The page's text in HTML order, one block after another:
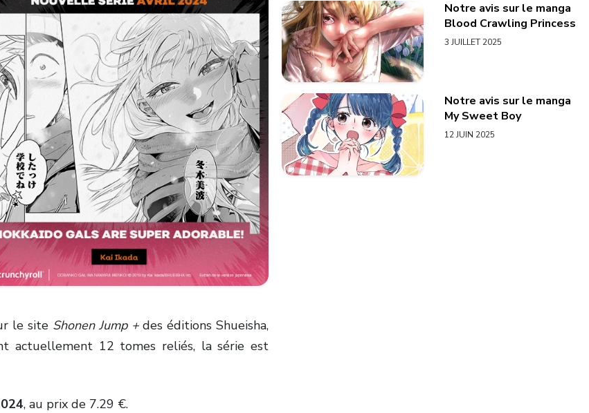
le site Shonen Jump +des éditions Shueisha,
actuellement 12 tomes reliés, la série est
, au prix de 7.29 €.
Notre avis sur le manga
Blood Crawling Princess
3 JUILLET 2025
Notre avis sur le manga
My Sweet Boy
12 JUIN 2025